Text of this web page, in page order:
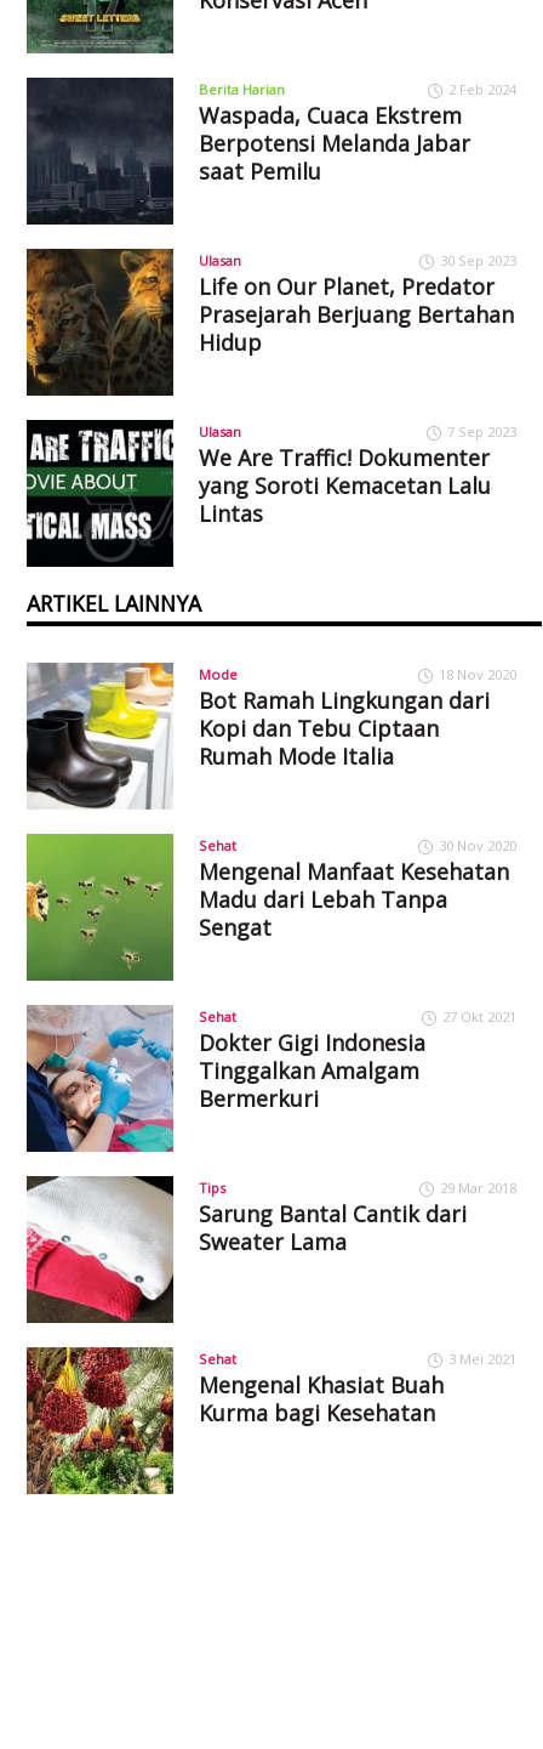
Berita Harian 2 Feb 2024
Waspada, Cuaca Ekstrem
Berpotensi Melanda Jabar
saat Pemilu
Ulasan 30 Sep 2023
Life on Our Planet, Predator
Prasejarah Berjuang Bertahan
Hidup
Ulasan 7 Sep 2023
We Are Traffic! Dokumenter
yang Soroti Kemacetan Lalu
Lintas
ARTIKEL LAINNYA
Mode 18 Nov 2020
Bot Ramah Lingkungan dari
Kopi dan Tebu Ciptaan
Rumah Mode Italia
Sehat 30 Nov 2020
Mengenal Manfaat Kesehatan
Madu dari Lebah Tanpa
Sengat
Sehat 27 Okt 2021
Dokter Gigi Indonesia
Tinggalkan Amalgam
Bermerkuri
Tips 29 Mar 2018
Sarung Bantal Cantik dari
Sweater Lama
Sehat 3 Mei 2021
Mengenal Khasiat Buah
Kurma bagi Kesehatan